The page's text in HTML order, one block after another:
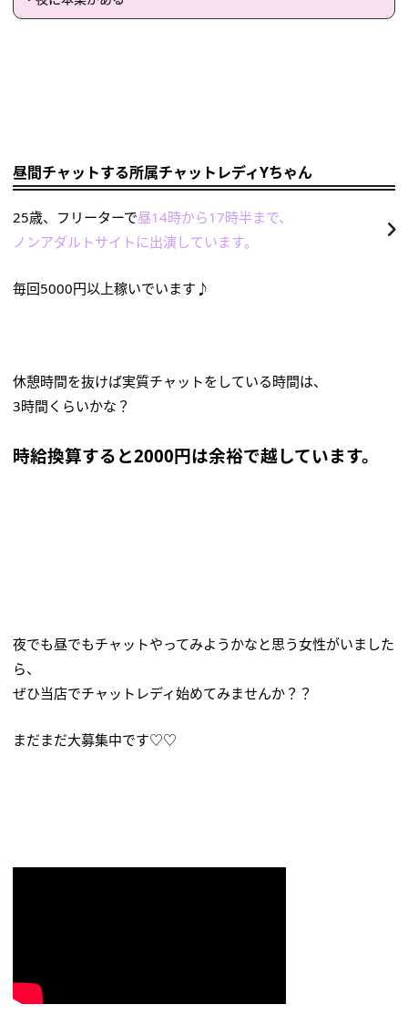
昼間チャットする所属チャットレディYちゃん
25歳、フリーターで昼14時から17時半まで、
ノンアダルトサイトに出演しています。
毎回5000円以上稼いでいます♪
休憩時間を抜けば実質チャットをしている時間は、
3時間くらいかな？
時給換算すると2000円は余裕で越しています。
夜でも昼でもチャットやってみようかなと思う女性がいました
ら、
ぜひ当店でチャットレディ始めてみませんか？？
まだまだ大募集中です♡♡